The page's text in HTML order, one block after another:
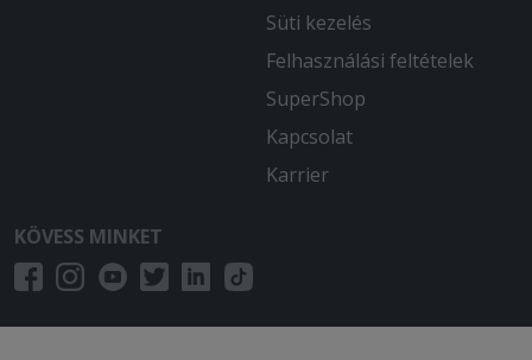
Süti kezelés
Felhasználási feltételek
SuperShop
Kapcsolat
Karrier
KÖVESS MINKET